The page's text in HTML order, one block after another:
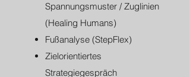
Spannungsmuster / Zuglinien
(Healing Humans)
Fußanalyse (StepFlex)
Zielorientiertes
Strategiegespräch